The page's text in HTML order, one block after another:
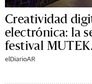
Creatividad
electrónica: la
festival
elDiarioAR